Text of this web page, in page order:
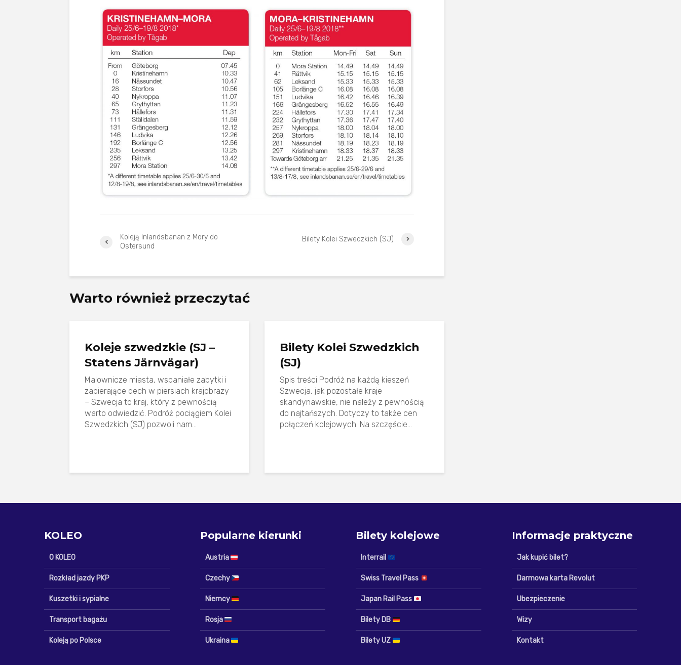
Koleją Inlandsbanan z Mory do
Ostersund
Bilety Kolei Szwedzkich (SJ)
Warto również przeczytać
Koleje szwedzkie (SJ –
Statens Järnvägar)
Malownicze miasta, wspaniałe zabytki i
zapierające dech w piersiach krajobrazy
– Szwecja to kraj, który z pewnością
warto odwiedzić. Podróż pociągiem Kolei
Szwedzkich (SJ) pozwoli nam...
Bilety Kolei Szwedzkich
(SJ)
Spis treści Podróż na każdą kieszeń
Szwecja, jak pozostałe kraje
skandynawskie, nie należy z pewnością
do najtańszych. Dotyczy to także cen
połączeń kolejowych. Na szczęście...
KOLEO
O KOLEO
Rozkład jazdy PKP
Kuszetki i sypialne
Transport bagażu
Koleją po Polsce
Popularne kierunki
Austria
Czechy
Niemcy
Rosja
Ukraina
Bilety kolejowe
Interrail
Swiss Travel Pass
Japan Rail Pass
Bilety DB
Bilety UZ
Informacje praktyczne
Jak kupić bilet?
Darmowa karta Revolut
Ubezpieczenie
Wizy
Kontakt